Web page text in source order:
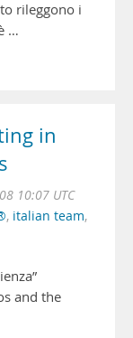
rileggono i
…
in
10:07 UTC
, italian team,
and the